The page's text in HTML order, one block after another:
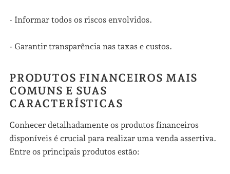
- Informar todos os riscos envolvidos.
- Garantir transparência nas taxas e custos.
PRODUTOS FINANCEIROS MAIS
COMUNS E SUAS
CARACTERÍSTICAS
Conhecer detalhadamente os produtos financeiros
disponíveis é crucial para realizar uma venda assertiva.
Entre os principais produtos estão: